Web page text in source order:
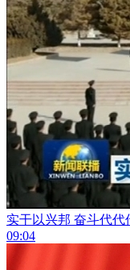
实干以兴邦 奋斗代代
09:04